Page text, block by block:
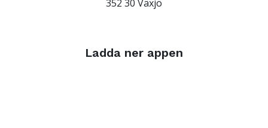
352 30 Växjö
Ladda ner appen